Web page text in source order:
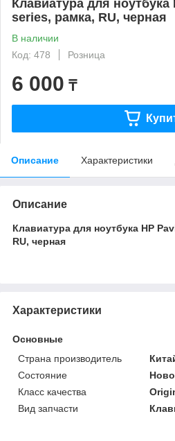
Клавиатура для ноутбука
series, рамка, RU, черная
В наличии
Код: 478
Розница
6 000 ₸
Описание Характеристики
Описание
Клавиатура для ноутбука HP
RU, черная
Характеристики
Основные
Страна производитель
Состояние
Класс качества
Вид запчасти